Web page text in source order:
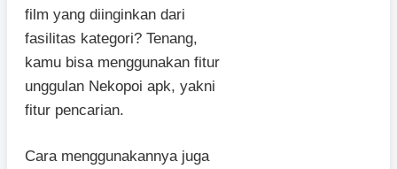
film yang diinginkan dari
fasilitas kategori? Tenang,
kamu bisa menggunakan fitur
unggulan Nekopoi apk, yakni
fitur pencarian.
Cara menggunakannya juga